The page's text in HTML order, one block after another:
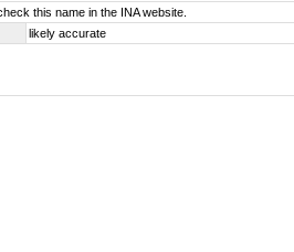
this name in the INA website.
likely accurate